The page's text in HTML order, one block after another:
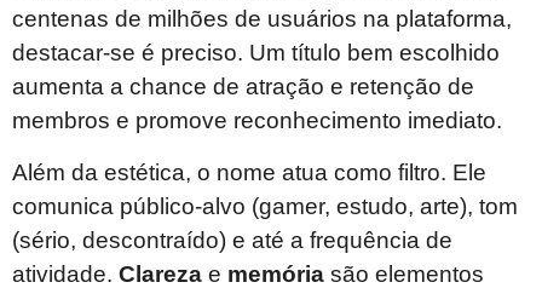
centenas de milhões de usuários na plataforma,
destacar-se é preciso. Um título bem escolhido
aumenta a chance de atração e retenção de
membros e promove reconhecimento imediato.
Além da estética, o nome atua como filtro. Ele
comunica público-alvo (gamer, estudo, arte), tom
(sério, descontraído) e até a frequência de
atividade. Clareza e memória são elementos